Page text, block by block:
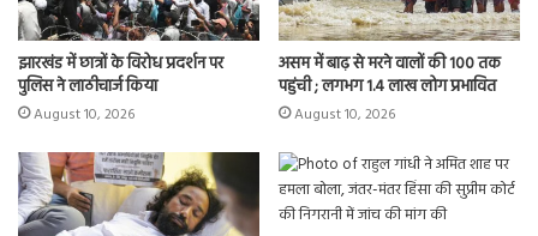
झारखंड में छात्रों के विरोध प्रदर्शन पर
पुलिस ने लाठीचार्ज किया
August 10, 2026
असम में बाढ़ से मरने वालों की 100 तक
पहुंची ; लगभग 1.4 लाख लोग प्रभावित
August 10, 2026